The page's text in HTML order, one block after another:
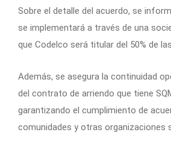
Sobre el detalle del acuerdo, se
se implementará a través de una
que Codelco será titular del 50% de
Además, se asegura la continuidad
del contrato de arriendo que tiene
garantizando el cumplimiento de
comunidades y otras organizaciones